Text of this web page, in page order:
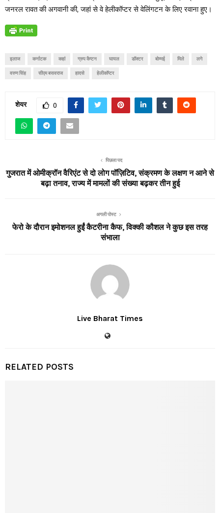
जनरल रावत की अगवानी की, जहां से वे हेलीकॉप्टर से वेलिंगटन के लिए रवाना हुए।
इलाज कर्नाटक कहां ग्रुप कैप्टन घायल डॉक्टर बोम्मई मिले लगे
वरुण सिंह सीएम बसवराज हादसे हेलीकॉप्टर
शेयर 0
पिछला पद
गुजरात में ओमीक्रॉन वैरिएंट से दो लोग पॉज़िटिव, संक्रमण के लक्षण न आने से
बढ़ा तनाव, राज्य में मामलों की संख्या बढ़कर तीन हुई
अगली पोस्ट
फेरो के दौरान इमोशनल हुईं कैटरीना कैफ, विक्की कौशल ने कुछ इस तरह
संभाला
Live Bharat Times
RELATED POSTS